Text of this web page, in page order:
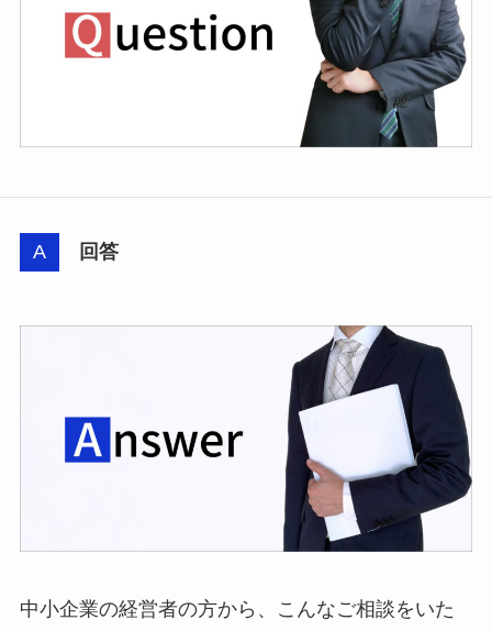
回答
中小企業の経営者の方から、こんなご相談をいた